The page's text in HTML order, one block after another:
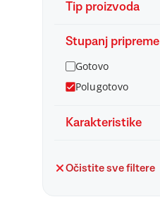
Tip proizvoda
Stupanj pripreme
Gotovo
Polugotovo
Karakteristike
Očistite sve filtere